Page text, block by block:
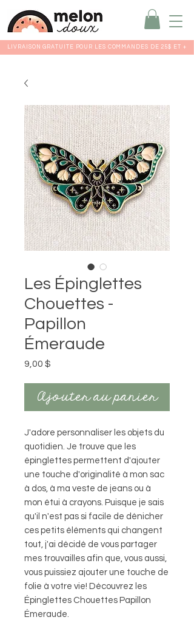
LIVRAISON GRATUITE POUR LES COMMANDES DE 25$ ET +
Les Épinglettes
Chouettes -
Papillon
Émeraude
9,00 $
Ajouter au panier
J'adore personnaliser les objets du
quotidien. Je trouve que les
épinglettes permettent d'ajouter
une touche d'originalité à mon sac
à dos, à ma veste de jeans ou à
mon étui à crayons. Puisque je sais
qu'il n'est pas si facile de dénicher
ces petits éléments qui changent
tout, j'ai décidé de vous partager
mes trouvailles afin que, vous aussi,
vous puissiez ajouter une touche de
folie à votre vie! Découvrez les
Épinglettes Chouettes Papillon
Émeraude.